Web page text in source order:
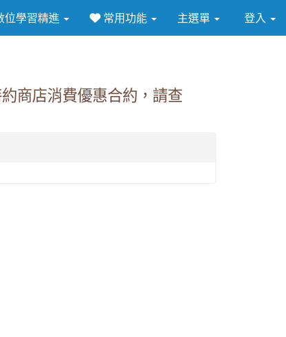
位學習精進 常用功能 主選單 登入
商店消費優惠合約，請查